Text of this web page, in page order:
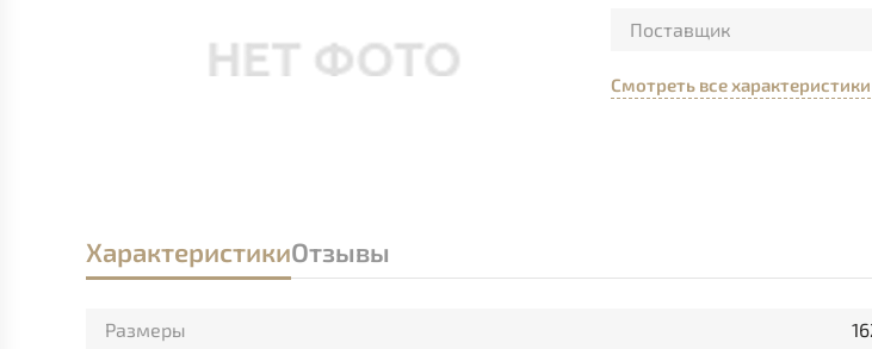
Поставщик
Смотреть все характеристики
ХарактеристикиОтзывы
Размеры